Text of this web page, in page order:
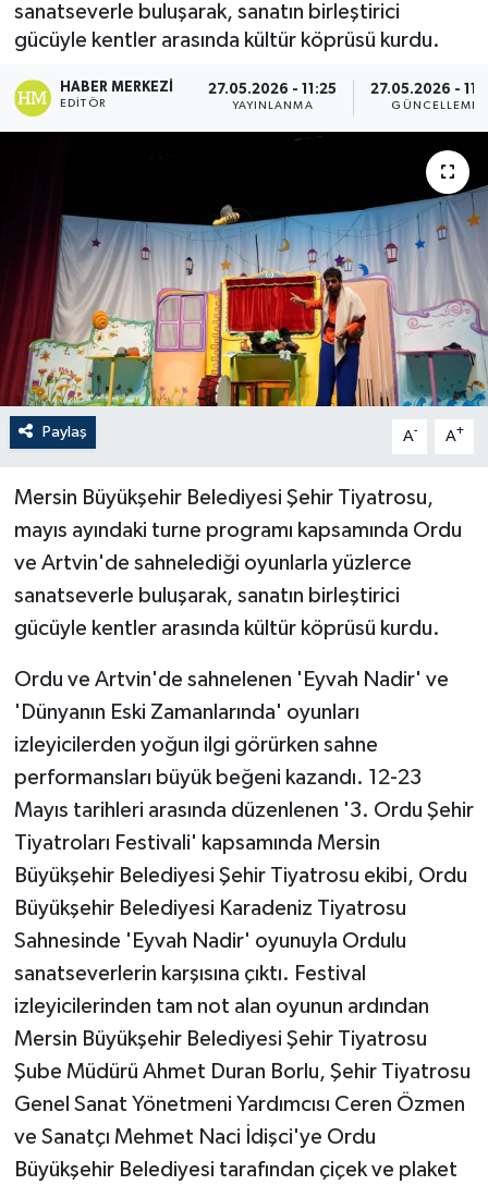
sanatseverle buluşarak, sanatın birleştirici
gücüyle kentler arasında kültür köprüsü kurdu.
HABER MERKEZI
EDITÖR
27.05.2026 - 11:25
YAYINLANMA
27.05.2026 -
GÜNCELLEME
Paylaş A- A+
Mersin Büyükşehir Belediyesi Şehir Tiyatrosu,
mayıs ayındaki turne programı kapsamında Ordu
ve Artvin'de sahnelediği oyunlarla yüzlerce
sanatseverle buluşarak, sanatın birleştirici
gücüyle kentler arasında kültür köprüsü kurdu.
Ordu ve Artvin'de sahnelenen 'Eyvah Nadir' ve
'Dünyanın Eski Zamanlarında' oyunları
izleyicilerden yoğun ilgi görürken sahne
performansları büyük beğeni kazandı. 12-23
Mayıs tarihleri arasında düzenlenen '3. Ordu Şehir
Tiyatroları Festivali' kapsamında Mersin
Büyükşehir Belediyesi Şehir Tiyatrosu ekibi, Ordu
Büyükşehir Belediyesi Karadeniz Tiyatrosu
Sahnesinde 'Eyvah Nadir' oyunuyla Ordulu
sanatseverlerin karşısına çıktı. Festival
izleyicilerinden tam not alan oyunun ardından
Mersin Büyükşehir Belediyesi Şehir Tiyatrosu
Şube Müdürü Ahmet Duran Borlu, Şehir Tiyatrosu
Genel Sanat Yönetmeni Yardımcısı Ceren Özmen
ve Sanatçı Mehmet Naci İdişci'ye Ordu
Büyükşehir Belediyesi tarafından çiçek ve plaket